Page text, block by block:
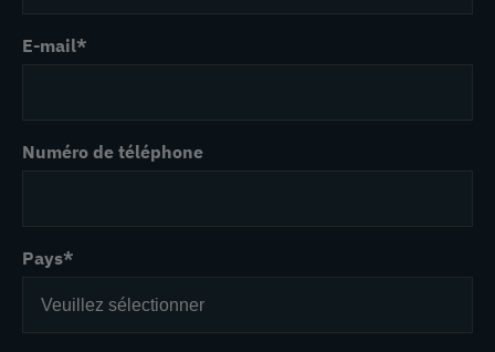
E-mail*
Numéro de téléphone
Pays*